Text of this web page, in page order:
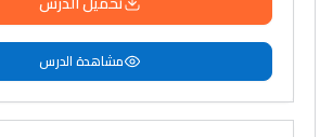
مشاهدة الدرس